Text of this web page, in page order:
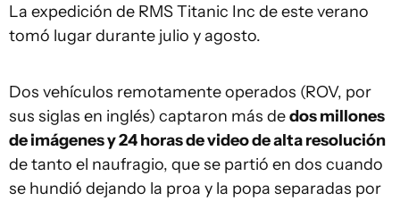
La expedición de RMS Titanic Inc de este verano
tomó lugar durante julio y agosto.
Dos vehículos remotamente operados (ROV, por
sus siglas en inglés) captaron más dedos millones
de imágenes y 24 horas de video de alta resolución
de tanto el naufragio, que se partió en dos cuando
se hundió dejando la proa y la popa separadas por